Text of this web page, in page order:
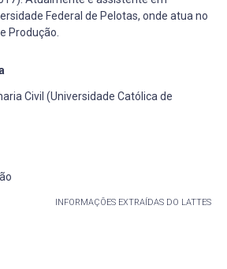
Federal de Pelotas, onde atua no
Produção.
Civil (Universidade Católica de
INFORMAÇÕES EXTRAÍDAS DO LATTES